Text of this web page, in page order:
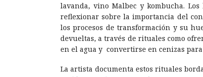
lavanda, vino Malbec y kombucha. Los
reflexionar sobre la importancia del
los procesos de transformación y su
devueltas, a través de rituales como
en el agua y convertirse en cenizas
La artista documenta estos rituales